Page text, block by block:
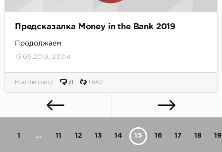
Предсказалка Money in the Bank 2019
Продолжаем
15.05.2019, 23:04
Новини сайту 31 1 649
1 ... 11 12 13 14 15 16 17 18 19